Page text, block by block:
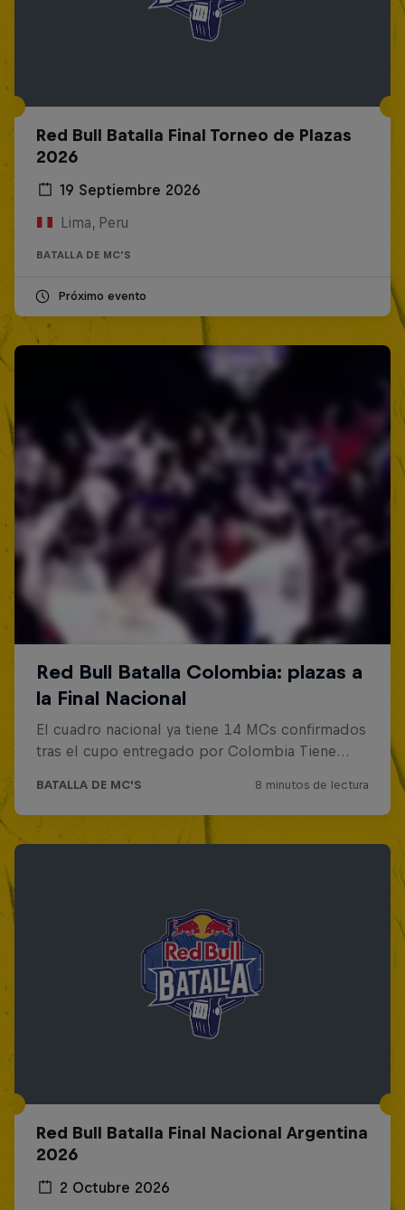
Red Bull Batalla Final Torneo de Plazas
2026
19 Septiembre 2026
Lima, Peru
BATALLA DE MC'S
Próximo evento
Red Bull Batalla Final Nacional Argentina
2026
2 Octubre 2026